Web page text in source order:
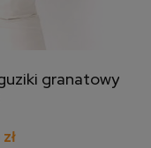
granatowy